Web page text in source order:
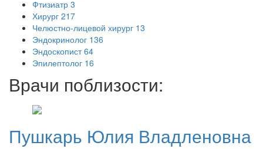
Фтизиатр 3
Хирург 217
Челюстно-лицевой хирург 13
Эндокринолог 136
Эндоскопист 64
Эпилептолог 16
Врачи поблизости:
Пушкарь Юлия Владленовна